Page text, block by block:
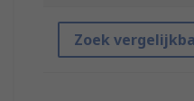
Zoek